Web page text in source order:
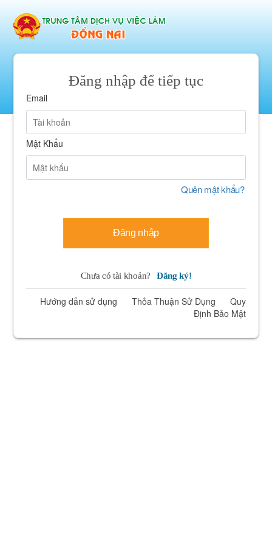
Đăng nhập để tiếp tục
Email
Mật Khẩu
Quên mật khẩu?
Đăng nhập
Chưa có tài khoản? Đăng ký!
Hướng dẫn sử dụng Thỏa Thuận Sử Dụng
Quy
Định Bảo Mật